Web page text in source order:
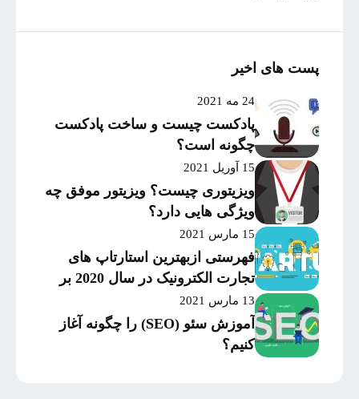
پست های اخیر
24 مه 2021
پادکست چیست و ساخت پادکست
چگونه است؟
15 آوریل 2021
ویزیتوری چیست؟ ویزیتور موفق چه
ویژگی هایی دارد؟
15 مارس 2021
فهرستی ازبهترین استارتاپ های
تجارت الکترونیک در سال 2020 بر
اساس میزان موفقیت و
سرمایه‌گذاری
13 مارس 2021
آموزش سئو (SEO) را چگونه آغاز
کنیم؟